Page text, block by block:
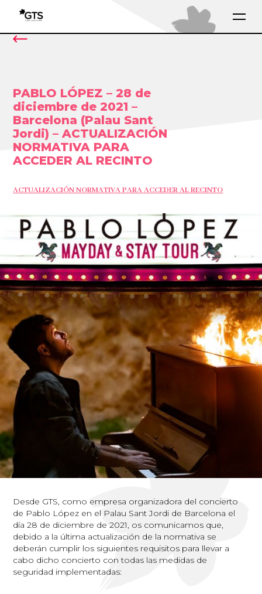
PABLO LÓPEZ – 28 de
diciembre de 2021 –
Barcelona (Palau Sant
Jordi) – ACTUALIZACIÓN
NORMATIVA PARA
ACCEDER AL RECINTO
ACTUALIZACIÓN NORMATIVA PARA ACCEDER AL RECINTO
Desde GTS, como empresa organizadora del concierto
de Pablo López en el Palau Sant Jordi de Barcelona el
día 28 de diciembre de 2021, os comunicamos que,
debido a la última actualización de la normativa se
deberán cumplir los siguientes requisitos para llevar a
cabo dicho concierto con todas las medidas de
seguridad implementadas: